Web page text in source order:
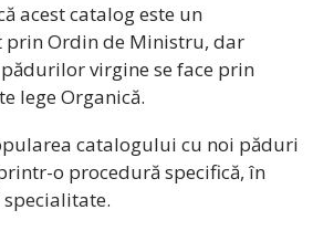
acest catalog este un
Ordin de Ministru, dar
virgine se face prin
lege Organică.
catalogului cu noi păduri
o procedură specifică, în